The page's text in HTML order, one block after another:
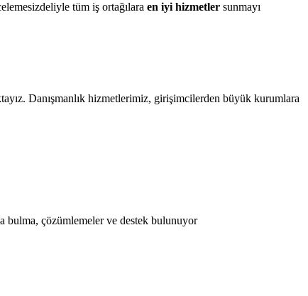
tüm iş ortağılara en iyi hizmetler sunmayı
Danışmanlık hizmetlerimiz, girişimcilerden büyük kurumlara
bulma, çözümlemeler ve destek bulunuyor